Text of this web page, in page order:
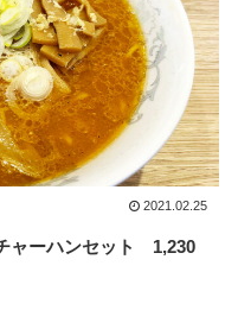
2021.02.25
ャーハンセット 1,230